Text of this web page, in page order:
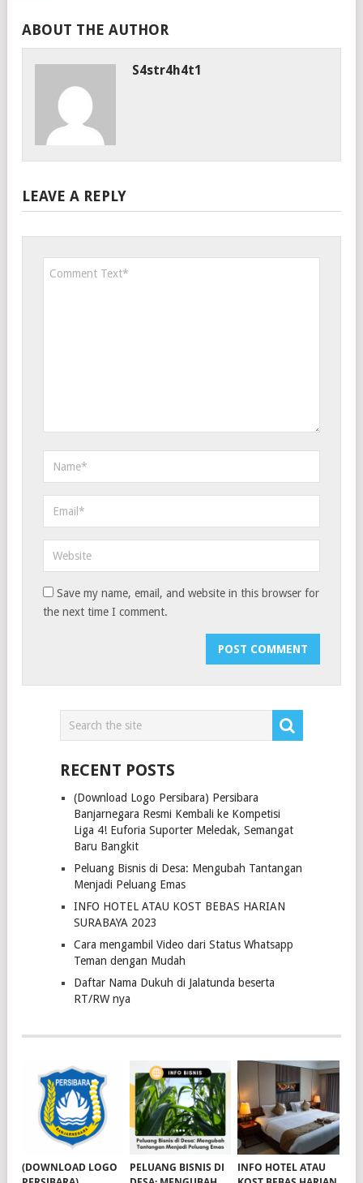
ABOUT THE AUTHOR
S4str4h4t1
LEAVE A REPLY
Save my name, email, and website in this browser for
the next time I comment.
RECENT POSTS
(Download Logo Persibara) Persibara
Banjarnegara Resmi Kembali ke Kompetisi
Liga 4! Euforia Suporter Meledak, Semangat
Baru Bangkit
Peluang Bisnis di Desa: Mengubah Tantangan
Menjadi Peluang Emas
INFO HOTEL ATAU KOST BEBAS HARIAN
SURABAYA 2023
Cara mengambil Video dari Status Whatsapp
Teman dengan Mudah
Daftar Nama Dukuh di Jalatunda beserta
RT/RW nya
(DOWNLOAD LOGO
PELUANG BISNIS DI
INFO HOTEL ATAU